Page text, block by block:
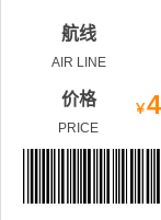
航线
AIR LINE
价格
PRICE
￥